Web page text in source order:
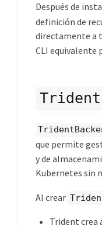
Después de
definición de
directamente a
CLI equivalente
que permite
y de
Kubernetes sin
Al crear
Trident crea